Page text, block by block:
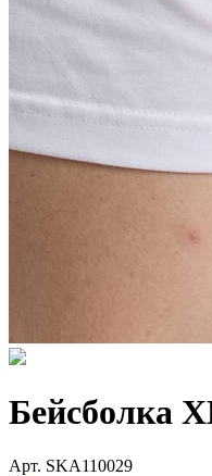
Бейсболка
Арт. SKA110029